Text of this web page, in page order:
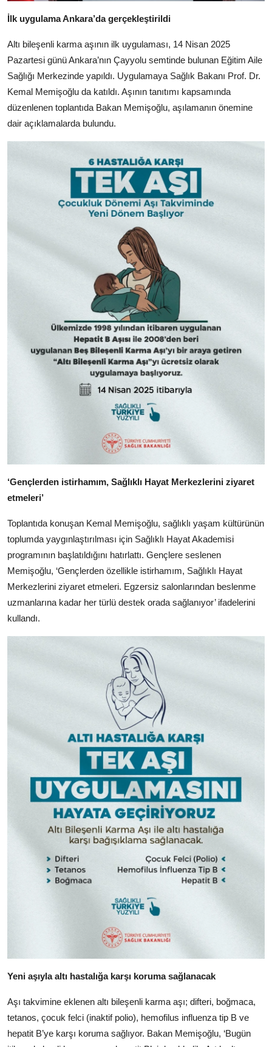
İlk uygulama Ankara’da gerçekleştirildi
Altı bileşenli karma aşının ilk uygulaması, 14 Nisan 2025
Pazartesi günü Ankara’nın Çayyolu semtinde bulunan Eğitim Aile
Sağlığı Merkezinde yapıldı. Uygulamaya Sağlık Bakanı Prof. Dr.
Kemal Memişoğlu da katıldı. Aşının tanıtımı kapsamında
düzenlenen toplantıda Bakan Memişoğlu, aşılamanın önemine
dair açıklamalarda bulundu.
‘Gençlerden istirhamım, Sağlıklı Hayat Merkezlerini ziyaret
etmeleri’
Toplantıda konuşan Kemal Memişoğlu, sağlıklı yaşam kültürünün
toplumda yaygınlaştırılması için Sağlıklı Hayat Akademisi
programının başlatıldığını hatırlattı. Gençlere seslenen
Memişoğlu, ‘Gençlerden özellikle istirhamım, Sağlıklı Hayat
Merkezlerini ziyaret etmeleri. Egzersiz salonlarından beslenme
uzmanlarına kadar her türlü destek orada sağlanıyor’ ifadelerini
kullandı.
Yeni aşıyla altı hastalığa karşı koruma sağlanacak
Aşı takvimine eklenen altı bileşenli karma aşı; difteri, boğmaca,
tetanos, çocuk felci (inaktif polio), hemofilus influenza tip B ve
hepatit B’ye karşı koruma sağlıyor. Bakan Memişoğlu, ‘Bugün